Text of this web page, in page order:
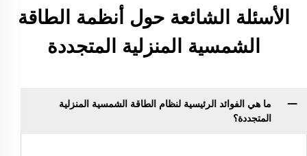
الأسئلة الشائعة حول أنظمة الطاقة
الشمسية المنزلية المتجددة
ما هي الفوائد الرئيسية لنظام الطاقة الشمسية المنزلية
المتجددة؟